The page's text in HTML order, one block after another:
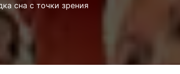
сна с точки зрения